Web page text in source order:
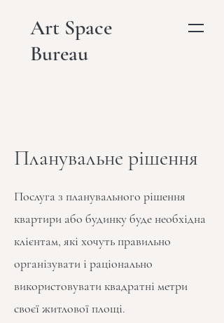
Art Space
Bureau
Планувальне рішення
Послуга з планувального рішення
квартири або будинку буде необхідна
клієнтам, які хочуть правильно
організувати і раціонально
використовувати квадратні метри
своєї житлової площі.